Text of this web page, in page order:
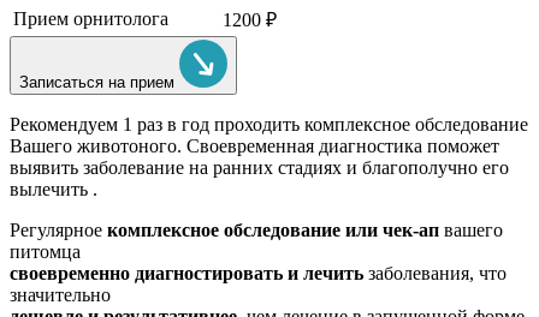
Прием орнитолога
1200 ₽
Записаться на прием
Рекомендуем 1 раз в год проходить комплексное обследование
Вашего животоного. Своевременная диагностика поможет
выявить заболевание на ранних стадиях и благополучно его
вылечить .
Регулярное комплексное обследование или чек-ап вашего
питомца
своевременно диагностировать и лечить заболевания, что
значительно